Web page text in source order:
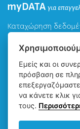
myDATAγια
Καταχώρηση
Εμείς και οι
πρόσβαση σε
να κάνετε κλικ
τους.